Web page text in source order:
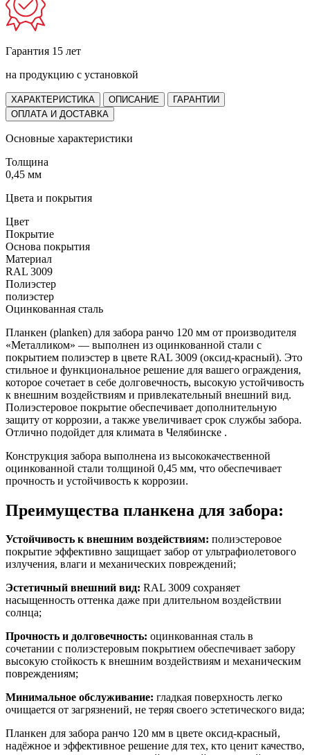
Гарантия 15 лет
на продукцию с установкой
ХАРАКТЕРИСТИКА ОПИСАНИЕ
ГАРАНТИИ
ОПЛАТА И ДОСТАВКА
Основные характеристики
Толщина
0,45 мм
Цвета и покрытия
Цвет
Покрытие
Основа покрытия
Материал
RAL 3009
Полиэстер
полиэстер
Оцинкованная сталь
Планкен (planken) для забора ранчо 120 мм от производителя
«Металликом» — выполнен из оцинкованной стали с
покрытием полиэстер в цвете RAL 3009 (оксид-красный). Это
стильное и функциональное решение для вашего ограждения,
которое сочетает в себе долговечность, высокую устойчивость
к внешним воздействиям и привлекательный внешний вид.
Полиэстеровое покрытие обеспечивает дополнительную
защиту от коррозии, а также увеличивает срок службы забора.
Отлично подойдет для климата в Челябинске .
Конструкция забора выполнена из высококачественной
оцинкованной стали толщиной 0,45 мм, что обеспечивает
прочность и устойчивость к коррозии.
Преимущества планкена для забора:
Устойчивость к внешним воздействиям: полиэстеровое
покрытие эффективно защищает забор от ультрафиолетового
излучения, влаги и механических повреждений;
Эстетичный внешний вид: RAL 3009 сохраняет
насыщенность оттенка даже при длительном воздействии
солнца;
Прочность и долговечность: оцинкованная сталь в
сочетании с полиэстеровым покрытием обеспечивает забору
высокую стойкость к внешним воздействиям и механическим
повреждениям;
Минимальное обслуживание: гладкая поверхность легко
очищается от загрязнений, не теряя своего эстетического вида;
Планкен для забора ранчо 120 мм в цвете оксид-красный,
надёжное и эффективное решение для тех, кто ценит качество,